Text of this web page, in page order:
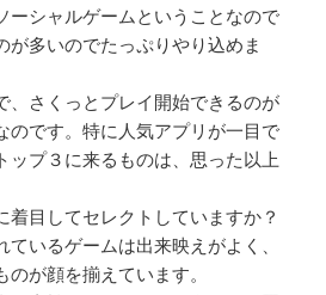
ーシャルゲームということなので
が多いのでたっぷりやり込めま
、さくっとプレイ開始できるのが
のです。特に人気アプリが一目で
ップ３に来るものは、思った以上
着目してセレクトしていますか？
いるゲームは出来映えがよく、
が顔を揃えています。